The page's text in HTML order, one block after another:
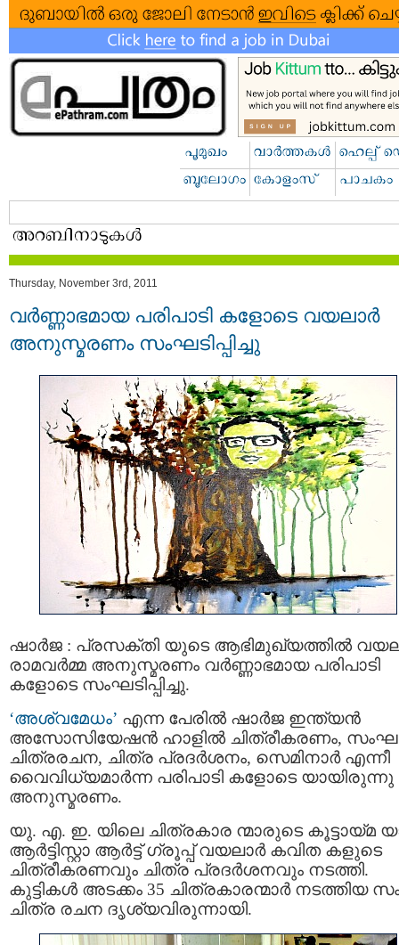
Thursday, November 3rd, 2011
വര്‍ണ്ണാഭമായ പരിപാടി കളോടെ വയലാര്‍
അനുസ്മരണം സംഘടിപ്പിച്ചു
ഷാര്‍ജ : പ്രസക്തി യുടെ ആഭിമുഖ്യത്തില്‍
രാമവര്‍മ്മ അനുസ്മരണം വര്‍ണ്ണാഭമായ പരിപാടി
കളോടെ സംഘടിപ്പിച്ചു.
‘അശ്വമേധം’ എന്ന പേരില്‍ ഷാര്‍ജ ഇന്ത്യന്‍
അസോസിയേഷന്‍ ഹാളില്‍ ചിത്രീകരണം, സംഘ
ചിത്രരചന, ചിത്ര പ്രദര്‍ശനം, സെമിനാര്‍ എന്നീ
വൈവിധ്യമാര്‍ന്ന പരിപാടി കളോടെ യായിരുന്നു
അനുസ്മരണം.
യു. എ. ഇ. യിലെ ചിത്രകാര ന്മാരുടെ കൂട്ടായ്മ
ആര്‍ട്ടിസ്റ്റാ ആര്‍ട്ട് ഗ്രൂപ്പ്‌ വയലാര്‍ കവിത കളുടെ
ചിത്രീകരണവും ചിത്ര പ്രദര്‍ശനവും നടത്തി.
കുട്ടികള്‍ അടക്കം 35 ചിത്രകാരന്മാര്‍ നടത്തിയ
ചിത്ര രചന ദൃശ്യവിരുന്നായി.